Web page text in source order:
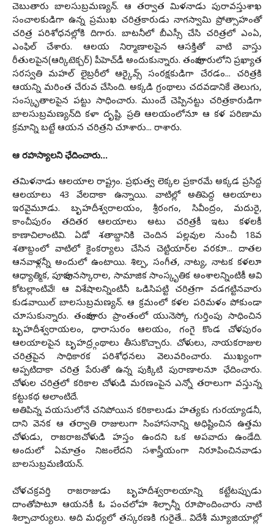
చెబుతారు బాల‌సుబ్ర‌మ‌ణ్య‌న్‌. ఆ త‌ర్వాత ‌మిళ‌నాడు పురావ‌స్తుశాఖ
సంచాల‌కుడిగా ఉన్న ప్ర‌ముఖ చ‌రిత్ర‌కారుడు నాగ‌స్వామి ప్రోత్సాహంతో
చ‌రిత్ర ప‌రిశోధ‌న‌ల్లోకి దిగారు. బాట‌నీలో బీఎస్సీ చేసి చ‌రిత్రలో ఎంఏ,
ఎంఫిల్ చేశారు. ఆల‌య నిర్మాణాల‌పైన ఆస‌క్తితో వాటి వాస్తు
రీతుల‌పైన(ఆర్కిటెక్చ‌ర్‌) పీహెచ్‌డీ అందుకున్నారు. తంజావూరులోని ప్ర‌ఖ్యాత
స‌ర‌స్వ‌తి మ‌హ‌ల్ లైబ్ర‌రీలో ఆర్కైవ్స్ సంర‌క్ష‌కుడిగా చేర‌డం... చ‌రిత్ర‌కి
ఆయ‌న్ని మ‌రింత చేరువ చేసింది. అక్క‌డి గ్రంథాలు చ‌ద‌వ‌డానికే తెలుగు,
సంస్కృతాల‌పైన ప‌ట్టు సాధించారు. ముందే చెప్పిన‌ట్టు చ‌రిత్ర‌కారుడిగా
బాల‌సుబ్ర‌మ‌ణ్య‌న్‌ది క‌ళా దృష్టి. ప్ర‌తి ఆల‌యంలోనూ ఆ క‌ళ ప‌రిణామ
క్ర‌మాన్ని బ‌ట్టే ఆయ‌న చ‌రిత్ర‌ని చూశారు... రాశారు.
ఆ ర‌హ‌స్యాల‌ని ఛేదించారు...
త‌మిళ‌నాడు ఆల‌యాల రాష్ట్రం. ప్ర‌భుత్వ లెక్కల‌ ప్ర‌కార‌మే అక్క‌డ ప్ర‌సిద్ద
ఆల‌యాలు 43 వేల‌దాకా ఉన్నాయి. వాటిల్లో అతిపెద్ద ఆల‌యాలు
ఇర‌వైమూడు. బృహ‌దీశ్వ‌రాల‌యం, శ్రీ‌రంగం, సివీంద్రం, మ‌దురై,
కాంచీపురం త‌దిత‌ర ఆలయాలు అటు చ‌రిత్ర‌కీ ఇటు క‌ళ‌ల‌కీ
కాణాచిలాంటివి. ఏడో శ‌తాబ్దానికి చెందిన ప‌ల్ల‌వుల నుంచీ 18వ
శ‌తాబ్దంలో వాటిలో కైంక‌ర్యాలు చేసిన చెట్టియార్‌ల వ‌ర‌కూ... దాత‌ల
ఆన‌వాళ్ల‌న్నీ అందులో ఉంటాయి. శిల్ప‌, సంగీత‌, నాట్య, నాట‌క క‌ళ‌లూ
ఆధ్యాత్మిక, పూజాపున‌స్కారాల, సామాజిక సాంస్కృతిక అంశాల‌న్నింటికీ అవి
కోట‌ల్లాంటివే! ఆ విశేషాల‌న్నింటినీ ఒడిసిపట్టి చ‌రిత్ర‌గా వ‌డ‌గ‌ట్టిన‌వారు
కుడ‌వాయిల్ బాల‌సుబ్ర‌మ‌ణ్య‌న్‌. ఆ క్ర‌మంలో క‌ళ‌ల ప‌రిమ‌ళం పోకుండా
చూసుకున్నారు. తంజావూరు ప్రాంతంలో యునెస్కో గుర్తింపు సాధించిన
బృహ‌దీశ్వ‌రాయ‌లం, ధారాసురం ఆల‌యం, గంగై కొండ చోళ‌పురం
ఆల‌యాల‌పైన బృహ‌ద్ర్గంథాలు తీసుకొచ్చారు. చోళులు, నాయ‌క‌రాజుల
చ‌రిత్ర‌పైన సాధికార‌క ప‌రిశోధ‌న‌లు వెలువ‌రించారు. ముఖ్యంగా
అప్ప‌టిదాకా చ‌రిత్ర పేరుతో ఉన్న పుక్కిటి పురాణాల‌నూ ఛేదించారు.
చోళుల చ‌రిత్ర‌లో క‌రికాల చోళుడి మ‌ర‌ణంపైన ఎన్నో త‌రాలుగా వ‌స్తున్న
క‌ట్టుక‌థ అలాంటిదే.
అతిపిన్న వ‌య‌సులోనే చ‌నిపోయిన క‌రికాలుడు హ‌త్య‌కు గుర‌య్యాడ‌నీ,
దాని వెన‌క ఆ త‌ర్వాతి రాజులుగా సింహాస‌నాన్ని అధిష్టించిన ఉత్త‌మ
చోళుడు, రాజ‌రాజ‌చోళుడి హ‌స్తం ఉంద‌ని ఒక అప‌వాదు ఉండేది.
అందులో ఏమాత్రం నిజంలేద‌ని స‌శాస్త్రీయంగా నిరూపించిన‌వాడు
బాల‌సుబ్ర‌మ‌ణియ‌న్‌.
చోళ‌చ‌క్ర‌వ‌ర్తి రాజ‌రాజుడు బృహ‌దీశ్వ‌రాల‌యాన్ని క‌ట్టేట‌ప్పుడు
దాంతోపాటూ ఆయ‌న‌కీ ఓ పంచ‌లోహ శిల్పాన్నీ రూపొందించారు నాటి
శిల్పాచార్యులు. అది మ‌ధ్య‌లో త‌స్క‌ర‌ణ‌కి గురైతే... విదేశీ మ్యూజియాల్లో